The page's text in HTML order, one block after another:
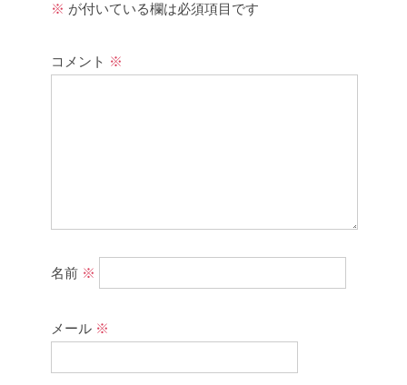
※ が付いている欄は必須項目です
コメント ※
名前 ※
メール ※